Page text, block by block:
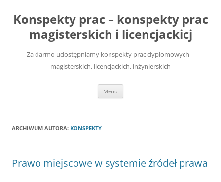
treści
Konspekty prac – konspekty prac
magisterskich i licencjackicj
Za darmo udostępniamy konspekty prac dyplomowych –
magisterskich, licencjackich, inżynierskich
Menu
ARCHIWUM AUTORA: KONSPEKTY
Prawo miejscowe w systemie źródeł prawa